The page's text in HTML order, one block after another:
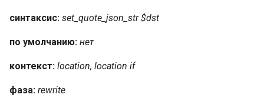
синтаксис: set_quote_json_str $dst
по умолчанию: нет
контекст: location, location if
фаза: rewrite